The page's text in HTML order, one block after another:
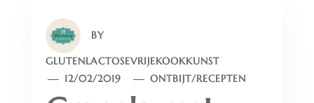
BY
GLUTENLACTOSEVRIJEKOOKKUNST
12/02/2019
ONTBIJT/RECEPTEN